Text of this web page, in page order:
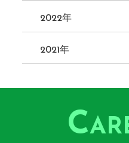
2022年
2021年
C